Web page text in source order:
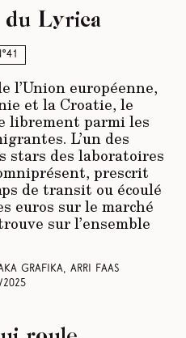
Lyrica
l’Union européenne,
et la Croatie, le
librement parmi les
L’un des
stars des laboratoires
prescrit
de transit ou écoulé
euros sur le marché
sur l’ensemble
Grafika, Arri Faas